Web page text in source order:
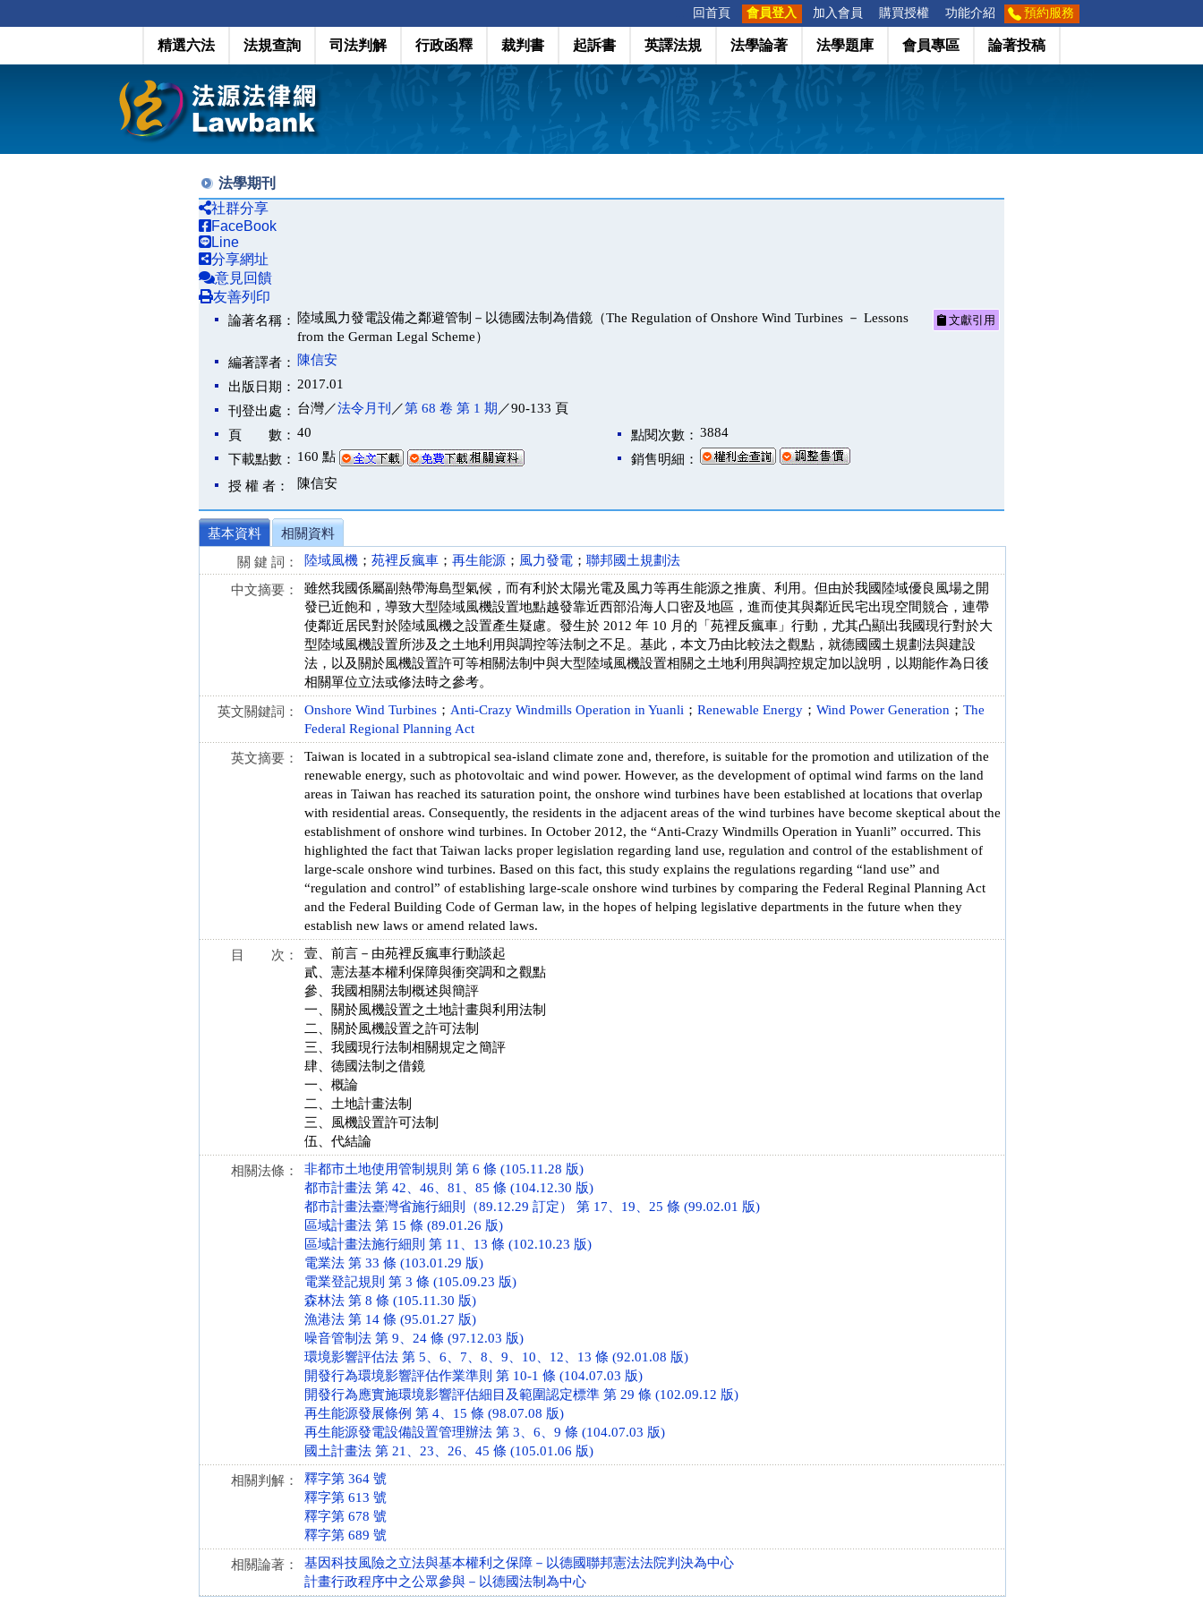
回首頁 會員登入 加入會員 購買授權 功能介紹 預約服務
精選六法 法規查詢 司法判解 行政函釋 裁判書 起訴書 英譯法規 法學論著 法學題庫 會員專區 論著投稿
法學期刊
社群分享
FaceBook
Line
分享網址
意見回饋
友善列印
論著名稱：
陸域風力發電設備之鄰避管制－以德國法制為借鏡（The Regulation of Onshore Wind Turbines － Lessons
from the German Legal Scheme）
文獻引用
編著譯者：
陳信安
出版日期： 2017.01
刊登出處： 台灣／法令月刊 ／第 68 卷 第 1 期 ／90-133 頁
頁 數： 40 點閱次數： 3884
下載點數： 160 點
銷售明細：
授 權 者：
陳信安
基本資料
相關資料
關 鍵 詞：
陸域風機 ； 苑裡反瘋車 ； 再生能源 ； 風力發電 ； 聯邦國土規劃法
中文摘要：
雖然我國係屬副熱帶海島型氣候，而有利於太陽光電及風力等再生能源之推廣、利用。但由於我國陸域優良風場之開
發已近飽和，導致大型陸域風機設置地點越發靠近西部沿海人口密及地區，進而使其與鄰近民宅出現空間競合，連帶
使鄰近居民對於陸域風機之設置產生疑慮。發生於 2012 年 10 月的「苑裡反瘋車」行動，尤其凸顯出我國現行對於大
型陸域風機設置所涉及之土地利用與調控等法制之不足。基此，本文乃由比較法之觀點，就德國國土規劃法與建設
法，以及關於風機設置許可等相關法制中與大型陸域風機設置相關之土地利用與調控規定加以說明，以期能作為日後
相關單位立法或修法時之參考。
英文關鍵詞： Onshore Wind Turbines ； Anti-Crazy Windmills Operation in Yuanli ； Renewable Energy ； Wind Power Generation ； The
Federal Regional Planning Act
英文摘要：
Taiwan is located in a subtropical sea-island climate zone and, therefore, is suitable for the promotion and utilization of the
renewable energy, such as photovoltaic and wind power. However, as the development of optimal wind farms on the land
areas in Taiwan has reached its saturation point, the onshore wind turbines have been established at locations that overlap
with residential areas. Consequently, the residents in the adjacent areas of the wind turbines have become skeptical about the
establishment of onshore wind turbines. In October 2012, the “Anti-Crazy Windmills Operation in Yuanli” occurred. This
highlighted the fact that Taiwan lacks proper legislation regarding land use, regulation and control of the establishment of
large-scale onshore wind turbines. Based on this fact, this study explains the regulations regarding “land use” and
“regulation and control” of establishing large-scale onshore wind turbines by comparing the Federal Reginal Planning Act
and the Federal Building Code of German law, in the hopes of helping legislative departments in the future when they
establish new laws or amend related laws.
目 次：
壹、前言－由苑裡反瘋車行動談起
貳、憲法基本權利保障與衝突調和之觀點
參、我國相關法制概述與簡評
一、關於風機設置之土地計畫與利用法制
二、關於風機設置之許可法制
三、我國現行法制相關規定之簡評
肆、德國法制之借鏡
一、概論
二、土地計畫法制
三、風機設置許可法制
伍、代結論
相關法條：
非都市土地使用管制規則 第 6 條 (105.11.28 版)
都市計畫法 第 42、46、81、85 條 (104.12.30 版)
都市計畫法臺灣省施行細則（89.12.29 訂定） 第 17、19、25 條 (99.02.01 版)
區域計畫法 第 15 條 (89.01.26 版)
區域計畫法施行細則 第 11、13 條 (102.10.23 版)
電業法 第 33 條 (103.01.29 版)
電業登記規則 第 3 條 (105.09.23 版)
森林法 第 8 條 (105.11.30 版)
漁港法 第 14 條 (95.01.27 版)
噪音管制法 第 9、24 條 (97.12.03 版)
環境影響評估法 第 5、6、7、8、9、10、12、13 條 (92.01.08 版)
開發行為環境影響評估作業準則 第 10-1 條 (104.07.03 版)
開發行為應實施環境影響評估細目及範圍認定標準 第 29 條 (102.09.12 版)
再生能源發展條例 第 4、15 條 (98.07.08 版)
再生能源發電設備設置管理辦法 第 3、6、9 條 (104.07.03 版)
國土計畫法 第 21、23、26、45 條 (105.01.06 版)
相關判解：
釋字第 364 號
釋字第 613 號
釋字第 678 號
釋字第 689 號
相關論著：
基因科技風險之立法與基本權利之保障－以德國聯邦憲法法院判決為中心
計畫行政程序中之公眾參與－以德國法制為中心